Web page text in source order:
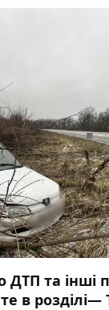
ДТП та інші
в розділі—